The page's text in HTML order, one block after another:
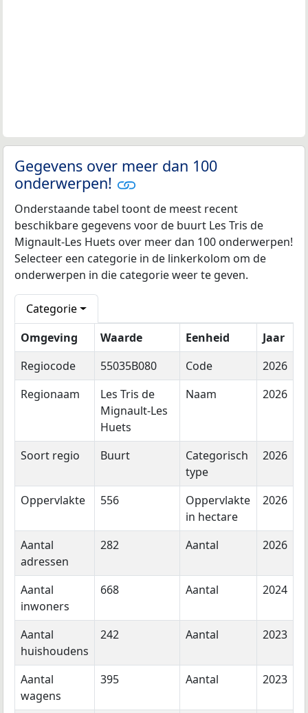
Gegevens over meer dan 100
onderwerpen!
Onderstaande tabel toont de meest recent
beschikbare gegevens voor de buurt Les Tris de
Mignault-Les Huets over meer dan 100 onderwerpen!
Selecteer een categorie in de linkerkolom om de
onderwerpen in die categorie weer te geven.
Categorie
Omgeving
Waarde Eenheid
Jaar
Regiocode
55035B080 Code
2026
Regionaam
Les Tris de
Mignault-Les
Huets
Naam 2026
Soort regio Buurt
Categorisch
type
2026
Oppervlakte 556
Oppervlakte
in hectare
2026
Aantal
adressen
282 Aantal 2026
Aantal
inwoners
668 Aantal 2024
Aantal
huishoudens
242 Aantal 2023
Aantal
wagens
395 Aantal 2023